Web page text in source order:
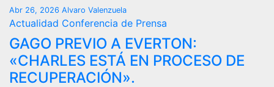
Abr 26, 2026 Alvaro Valenzuela
Actualidad Conferencia de Prensa
GAGO PREVIO A EVERTON:
«CHARLES ESTÁ EN PROCESO DE
RECUPERACIÓN».